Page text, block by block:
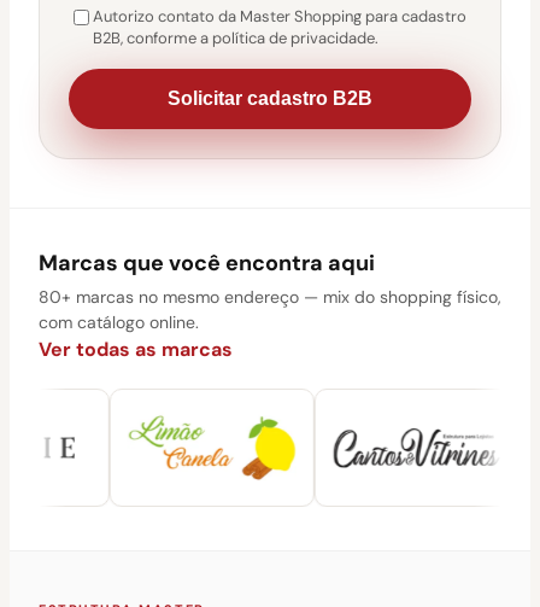
Autorizo contato da Master Shopping para cadastro
B2B, conforme a política de privacidade.
Solicitar cadastro B2B
Marcas que você encontra aqui
80+ marcas no mesmo endereço — mix do shopping físico,
com catálogo online.
Ver todas as marcas